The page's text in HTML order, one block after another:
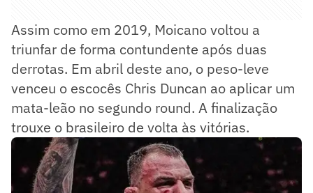
Assim como em 2019, Moicano voltou a
triunfar de forma contundente após duas
derrotas. Em abril deste ano, o peso-leve
venceu o escocês Chris Duncan ao aplicar um
mata-leão no segundo round. A finalização
trouxe o brasileiro de volta às vitórias.